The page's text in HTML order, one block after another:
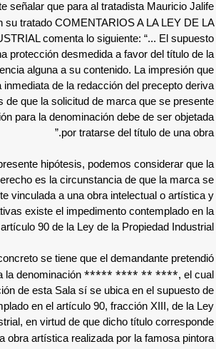
Es importante señalar que para al
Daher
[1]
, en su tratado
PROPIEDAD INDUSTRIAL comenta lo
transcrito otorga una protección
obra, sin hacer referencia alguna a su
se infiera de manera inmediata de la
de la simple hipótesis de que la solicitud de
demandando protección para la
por
En el caso de la presente hipótesis,
razón básica del derecho es la
encuentra íntimamente vinculada a una
ante tales expectativas existe el
fracción XIII, del artículo 90 de la Ley de
En el caso en concreto se tiene que el
proteger como marca la denominación
a consideración de esta Sala sí se
improcedencia contemplado en el artículo 90,
de la Propiedad Industrial, en virtud de que
a una obra artística
***** ******